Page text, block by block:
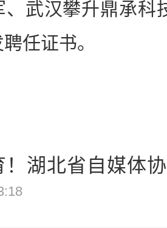
、武汉攀升鼎承科
任证书。
！湖北省自媒体